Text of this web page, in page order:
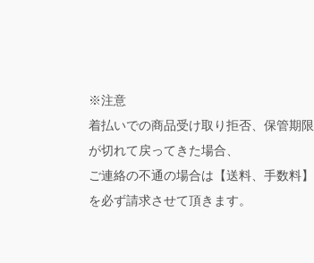
※注意
着払いでの商品受け取り拒否、保管期限
が切れて戻ってきた場合、
ご連絡の不通の場合は【送料、手数料】
を必ず請求させて頂きます。